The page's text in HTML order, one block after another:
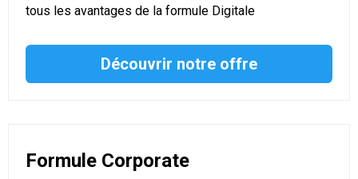
tous les avantages de la formule Digitale
Découvrir notre offre
Formule Corporate